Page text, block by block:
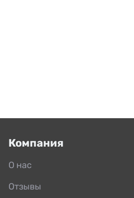
Компания
О нас
Отзывы